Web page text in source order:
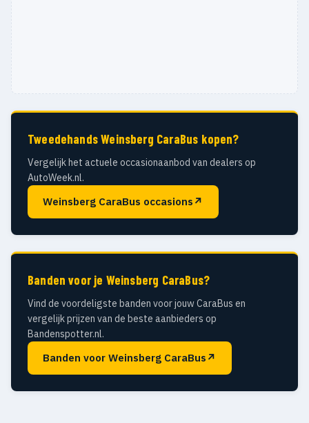
Tweedehands Weinsberg CaraBus kopen?
Vergelijk het actuele occasionaanbod van dealers op
AutoWeek.nl.
Weinsberg CaraBus occasions ↗
Banden voor je Weinsberg CaraBus?
Vind de voordeligste banden voor jouw CaraBus en
vergelijk prijzen van de beste aanbieders op
Bandenspotter.nl.
Banden voor Weinsberg CaraBus ↗